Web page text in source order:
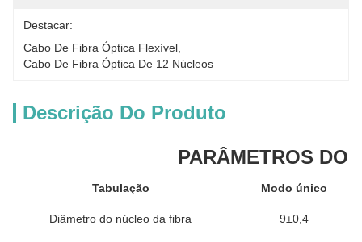
Destacar:
Cabo De Fibra Óptica Flexível
Cabo De Fibra Óptica De 12 Núcleos
Descrição Do Produto
PARÂMETROS DO
Tabulação Modo único
Diâmetro do núcleo da fibra 9±0,4